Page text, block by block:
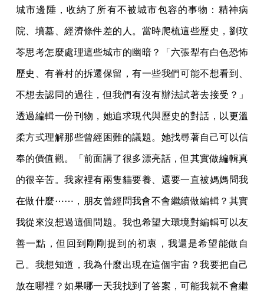
城市邊陲，收納了所有不被城市包容的事物：精神病
院、墳墓、經濟條件差的人。當時爬梳這些歷史，劉玟
苓思考怎麼處理這些城市的幽暗？「六張犁有白色恐怖
歷史、有眷村的拆遷保留，有一些我們可能不想看到、
不想去認同的過往，但我們有沒有辦法試著去接受？」
透過編輯一份刊物，她追求現代與歷史的對話，以更溫
柔方式理解那些曾經困難的議題。她找尋著自己可以信
奉的價值觀。「前面講了很多漂亮話，但其實做編輯真
的很辛苦。我家裡有兩隻貓要養、還要一直被媽媽問我
在做什麼⋯⋯，朋友曾經問我會不會繼續做編輯？其實
我從來沒想過這個問題。我也希望大環境對編輯可以友
善一點，但回到剛剛提到的初衷，我還是希望能做自
己。我想知道，我為什麼出現在這個宇宙？我要把自己
放在哪裡？如果哪一天我找到了答案，可能我就不會繼